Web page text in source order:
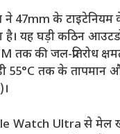
47mm के
यह घड़ी कठिन
की जल-प्रतिरोध
55°C तक के तापमान
Watch Ultra से मेल